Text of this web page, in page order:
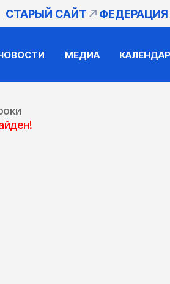
СТАРЫЙ САЙТ
МЕДИА